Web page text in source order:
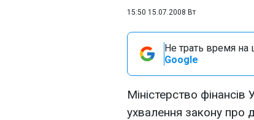
15:50 15.07.2008 Вт
Не трать время на
Google
Міністерство
ухвалення закону про